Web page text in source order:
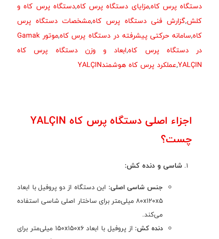
دستگاه پرس کاه,مزایای دستگاه پرس کاه,دستگاه پرس کاه و
کلش,گزارش فنی دستگاه پرس کاه,مشخصات دستگاه پرس
کاه,سامانه حرکتی پیشرفته در دستگاه پرس کاه,
موتور Gamak
در دستگاه پرس کاه,ابعاد و وزن دستگاه پرس کاه
YALÇIN
,عملکرد پرس کاه هوشمندYALÇIN
اجزاء اصلی دستگاه پرس کاه YALÇIN
چست؟
شاسی و دنده کش:
جنس شاسی اصلی: این دستگاه از دو پروفیل با ابعاد
80x120x5 میلی‌متر برای ساختار اصلی شاسی استفاده
می‌کند.
دنده کش:
از پروفیل با ابعاد 150x150x6 میلی‌متر برای